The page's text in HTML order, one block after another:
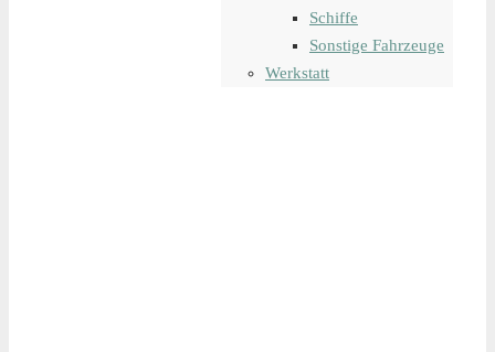
Schiffe
Sonstige Fahrzeuge
Werkstatt